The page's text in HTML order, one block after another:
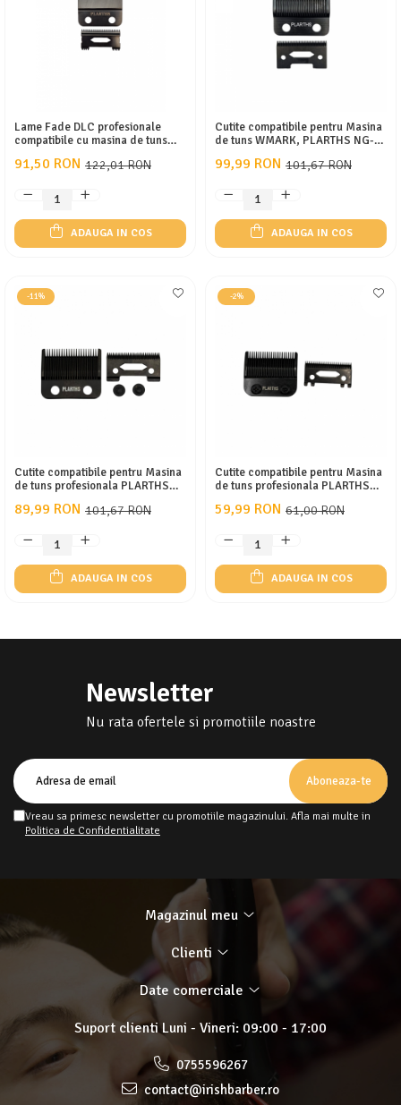
Lame Fade DLC profesionale
compatibile cu masina de tuns
g10, Wahl, Vgr, Wmark, 2buc,
122,01 RON
91,50 RON
ADAUGA IN COS
Cutite compatibile pentru Masina
de tuns WMARK, PLARTHS NG-
101,67 RON
99,99 RON
ADAUGA IN COS
-11%
Cutite compatibile pentru Masina
de tuns profesionala PLARTHS
101,67 RON
89,99 RON
ADAUGA IN COS
-2%
Cutite compatibile pentru Masina
de tuns profesionala PLARTHS
61,00 RON
59,99 RON
ADAUGA IN COS
Newsletter
Nu rata ofertele si promotiile noastre
Vreau sa primesc newsletter cu promotiile magazinului. Afla mai multe in
Politica de Confidentialitate
Magazinul meu
Clienti
Date comerciale
Suport clientiLuni - Vineri: 09:00 - 17:00
0755596267
contact@irishbarber.ro